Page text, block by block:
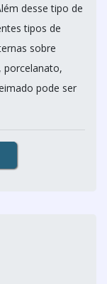
desse tipo de
tipos de
sobre
porcelanato,
pode ser